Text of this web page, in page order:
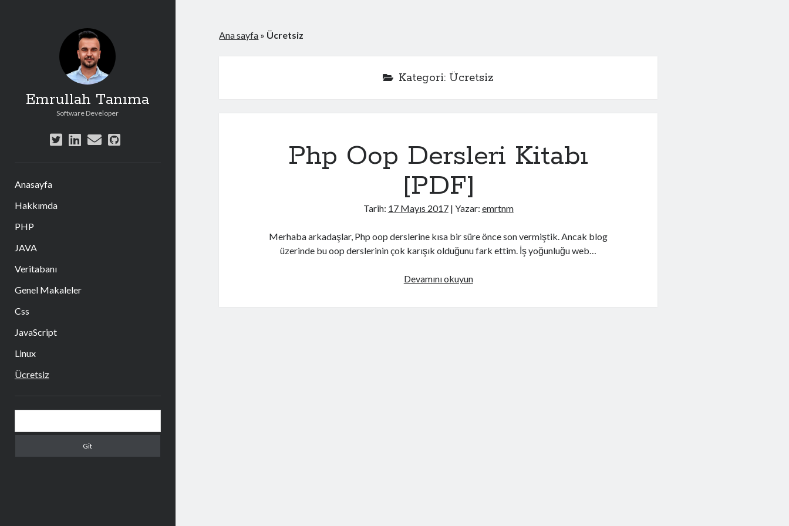
Emrullah Tanıma
Software Developer
twitterlinkedin
e- github
Anasayfa
Hakkımda
PHP
JAVA
Veritabanı
Genel Makaleler
Css
JavaScript
Linux
Ücretsiz
Yan
Menü
Ana sayfa » Ücretsiz
Kategori: Ücretsiz
Php Oop Dersleri Kitabı
[PDF]
Tarih: 17 Mayıs 2017| Yazar: emrtnm
Merhaba arkadaşlar, Php oop derslerine kısa bir süre önce son vermiştik. Ancak blog
üzerinde bu oop derslerinin çok karışık olduğunu fark ettim. İş yoğunluğu web…
Devamını okuyunPhp